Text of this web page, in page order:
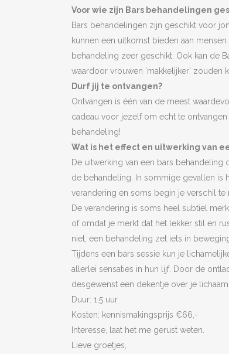
Voor wie zijn Bars behandelingen
Bars behandelingen zijn geschikt voor
kunnen een uitkomst bieden aan
behandeling zeer geschikt. Ook kan de
waardoor vrouwen ‘makkelijker’ zouden
Durf jij te ontvangen?
Ontvangen is één van de meest
cadeau voor jezelf om echt te
behandeling!
Wat is het effect en uitwerking van
De uitwerking van een bars
de behandeling. In sommige gevallen is
verandering en soms begin je verschil te
De verandering is soms heel subtiel
of omdat je merkt dat het lekker stil en
niet, een behandeling zet iets in
Tijdens een bars sessie kun je
allerlei sensaties in hun lijf. Door de
desgewenst een dekentje over je
Duur: 1,5 uur
Kosten: kennismakingsprijs €66,-
Interesse, laat het me gerust weten.
Lieve groetjes,